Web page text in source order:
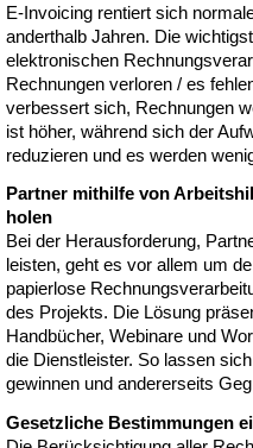
E-Invoicing rentiert sich
anderthalb Jahren. Die
elektronischen
Rechnungen verloren / es
verbessert sich, Rechnungen
ist höher, während sich der
reduzieren und es werden
Partner mithilfe von
holen
Bei der Herausforderung,
leisten, geht es vor allem um
papierlose
des Projekts. Die Lösung
Handbücher, Webinare und
die Dienstleister. So lassen
gewinnen und andererseits
Gesetzliche Bestimmungen